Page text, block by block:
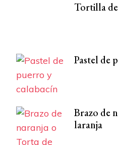
Tortilla
Pastel de
Brazo de
laranja